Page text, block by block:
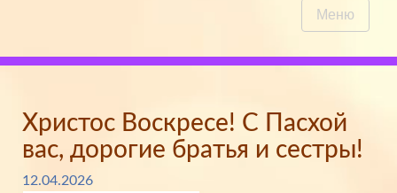
Меню
Христос Воскресе! С Пасхой
вас, дорогие братья и сестры!
12.04.2026